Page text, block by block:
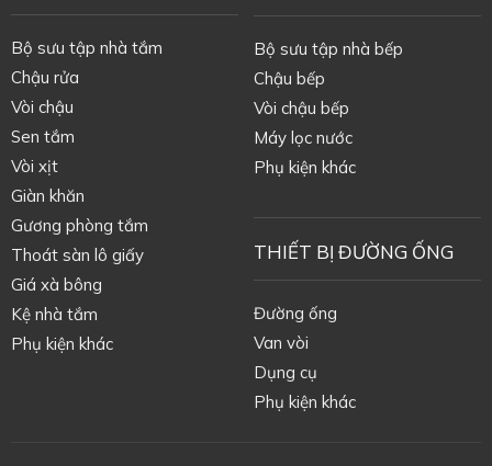
Bộ sưu tập nhà tắm
Chậu rửa
Vòi chậu
Sen tắm
Vòi xịt
Giàn khăn
Gương phòng tắm
Thoát sàn lô giấy
Giá xà bông
Kệ nhà tắm
Phụ kiện khác
Bộ sưu tập nhà bếp
Chậu bếp
Vòi chậu bếp
Máy lọc nước
Phụ kiện khác
THIẾT BỊ ĐƯỜNG ỐNG
Đường ống
Van vòi
Dụng cụ
Phụ kiện khác